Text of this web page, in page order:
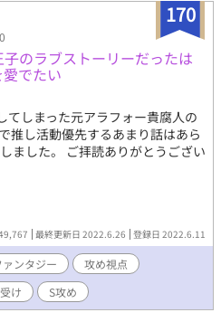
業時決別することとなった。 5年
二人は、 広く、狭い、この東京
会を果たした。 二人の行く末は
業マン×ツンデレ美形高校教師】
れます。 総受け、ツンデレ、不
イトノベル風味にサクサク読み進
いております。 ※作中に登場する
実在の人物、団体とは一切関係が
170
子のラブストーリーだったは
でたい
てしまった元アラフォー貴腐人の
推し活動優先するあまり話はあら
ました。 ご拝読ありがとうござい
最終更新日 2022.6.26 登録日 2022.6.11
ァンタジー
攻め視点
け S攻め